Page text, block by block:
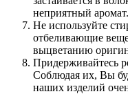
неприятный аромат.
Не используйте
отбеливающие
выцветанию
Придерживайтесь
Соблюдая их, Вы
наших изделий